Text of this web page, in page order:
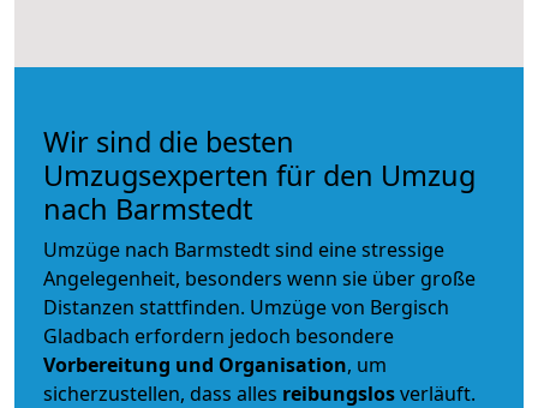
Wir sind die besten
Umzugsexperten für den Umzug
nach Barmstedt
Umzüge nach Barmstedt sind eine stressige
Angelegenheit, besonders wenn sie über große
Distanzen stattfinden. Umzüge von Bergisch
Gladbach erfordern jedoch besondere
Vorbereitung und Organisation, um
sicherzustellen, dass alles reibungslosverläuft.